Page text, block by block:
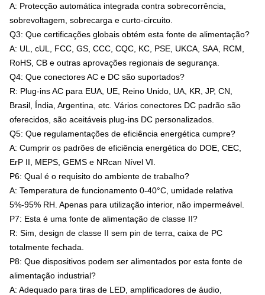
A: Protecção automática integrada contra sobrecorrência,
sobrevoltagem, sobrecarga e curto-circuito.
Q3: Que certificações globais obtém esta fonte de alimentação?
A: UL, cUL, FCC, GS, CCC, CQC, KC, PSE, UKCA, SAA, RCM,
RoHS, CB e outras aprovações regionais de segurança.
Q4: Que conectores AC e DC são suportados?
R: Plug-ins AC para EUA, UE, Reino Unido, UA, KR, JP, CN,
Brasil, Índia, Argentina, etc. Vários conectores DC padrão são
oferecidos, são aceitáveis plug-ins DC personalizados.
Q5: Que regulamentações de eficiência energética cumpre?
A: Cumprir os padrões de eficiência energética do DOE, CEC,
ErP II, MEPS, GEMS e NRcan Nível VI.
P6: Qual é o requisito do ambiente de trabalho?
A: Temperatura de funcionamento 0-40°C, umidade relativa
5%-95% RH. Apenas para utilização interior, não impermeável.
P7: Esta é uma fonte de alimentação de classe II?
R: Sim, design de classe II sem pin de terra, caixa de PC
totalmente fechada.
P8: Que dispositivos podem ser alimentados por esta fonte de
alimentação industrial?
A: Adequado para tiras de LED, amplificadores de áudio,